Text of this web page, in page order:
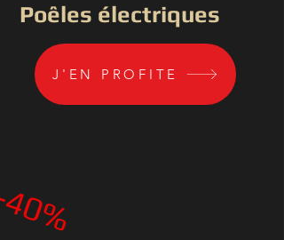
Notre histoire
Poêles électriques
J'EN PROFITE